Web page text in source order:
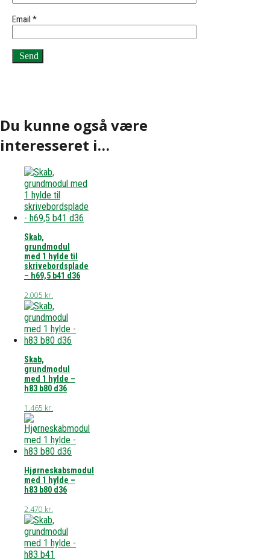
Email *
Du kunne også være
interesseret i…
Skab,
grundmodul
med 1 hylde til
skrivebordsplade
– h69,5 b41 d36
2.005 kr.
Skab,
grundmodul
med 1 hylde –
h83 b80 d36
1.465 kr.
Hjørneskabsmodul
med 1 hylde –
h83 b80 d36
2.470 kr.